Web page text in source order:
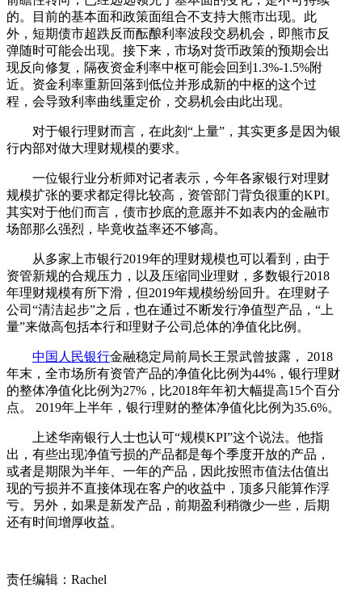
的。目前的基本面和政策面组合不支持大熊市出现。此
外，短期债市超跌反而酝酿利率波段交易机会，即熊市反
弹随时可能会出现。接下来，市场对货币政策的预期会出
现反向修复，隔夜资金利率中枢可能会回到1.3%-1.5%附
近。资金利率重新回落到低位并形成新的中枢的这个过
程，会导致利率曲线重定价，交易机会由此出现。
对于银行理财而言，在此刻“上量”，其实更多是因为银
行内部对做大理财规模的要求。
一位银行业分析师对记者表示，今年各家银行对理财
规模扩张的要求都定得比较高，资管部门背负很重的KPI。
其实对于他们而言，债市抄底的意愿并不如表内的金融市
场部那么强烈，毕竟收益率还不够高。
从多家上市银行2019年的理财规模也可以看到，由于
资管新规的合规压力，以及压缩同业理财，多数银行2018
年理财规模有所下滑，但2019年规模纷纷回升。在理财子
公司“清洁起步”之后，也在通过不断发行净值型产品，“上
量”来做高包括本行和理财子公司总体的净值化比例。
中国人民银行金融稳定局前局长王景武曾披露， 2018
年末，全市场所有资管产品的净值化比例为44%，银行理财
的整体净值化比例为27%，比2018年年初大幅提高15个百分
点。 2019年上半年，银行理财的整体净值化比例为35.6%。
上述华南银行人士也认可“规模KPI”这个说法。他指
出，有些出现净值亏损的产品都是每个季度开放的产品，
或者是期限为半年、一年的产品，因此按照市值法估值出
现的亏损并不直接体现在客户的收益中，顶多只能算作浮
亏。另外，如果是新发产品，前期盈利稍微少一些，后期
还有时间增厚收益。
责任编辑：Rachel